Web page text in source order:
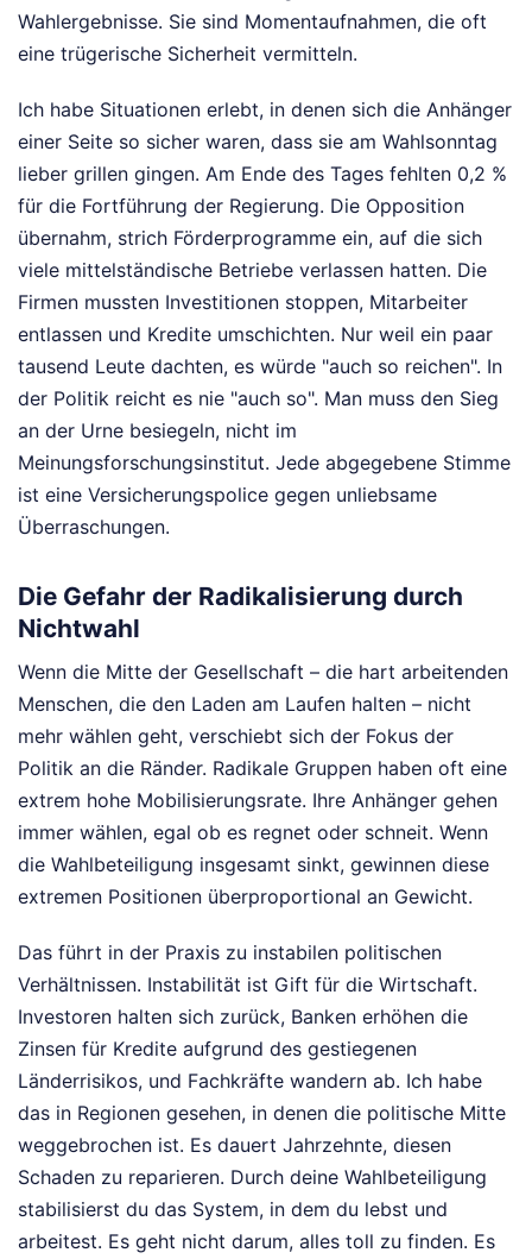
Wahlergebnisse. Sie sind Momentaufnahmen, die oft
eine trügerische Sicherheit vermitteln.
Ich habe Situationen erlebt, in denen sich die Anhänger
einer Seite so sicher waren, dass sie am Wahlsonntag
lieber grillen gingen. Am Ende des Tages fehlten 0,2 %
für die Fortführung der Regierung. Die Opposition
übernahm, strich Förderprogramme ein, auf die sich
viele mittelständische Betriebe verlassen hatten. Die
Firmen mussten Investitionen stoppen, Mitarbeiter
entlassen und Kredite umschichten. Nur weil ein paar
tausend Leute dachten, es würde "auch so reichen". In
der Politik reicht es nie "auch so". Man muss den Sieg
an der Urne besiegeln, nicht im
Meinungsforschungsinstitut. Jede abgegebene Stimme
ist eine Versicherungspolice gegen unliebsame
Überraschungen.
Die Gefahr der Radikalisierung durch
Nichtwahl
Wenn die Mitte der Gesellschaft – die hart arbeitenden
Menschen, die den Laden am Laufen halten – nicht
mehr wählen geht, verschiebt sich der Fokus der
Politik an die Ränder. Radikale Gruppen haben oft eine
extrem hohe Mobilisierungsrate. Ihre Anhänger gehen
immer wählen, egal ob es regnet oder schneit. Wenn
die Wahlbeteiligung insgesamt sinkt, gewinnen diese
extremen Positionen überproportional an Gewicht.
Das führt in der Praxis zu instabilen politischen
Verhältnissen. Instabilität ist Gift für die Wirtschaft.
Investoren halten sich zurück, Banken erhöhen die
Zinsen für Kredite aufgrund des gestiegenen
Länderrisikos, und Fachkräfte wandern ab. Ich habe
das in Regionen gesehen, in denen die politische Mitte
weggebrochen ist. Es dauert Jahrzehnte, diesen
Schaden zu reparieren. Durch deine Wahlbeteiligung
stabilisierst du das System, in dem du lebst und
arbeitest. Es geht nicht darum, alles toll zu finden. Es